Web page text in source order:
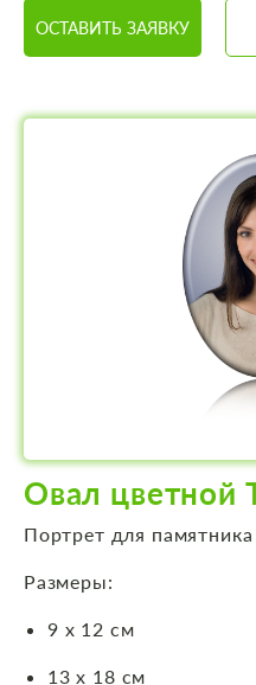
ОСТАВИТЬ ЗАЯВКУ
Овал цветной
Портрет для
Размеры:
9 х 12 см
13 х 18 см